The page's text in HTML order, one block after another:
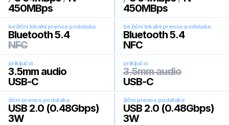
450MBps
450MBps
bežični lokalni prenos podataka
Bluetooth 5.4
NFC
bežični lokalni prenos podataka
Bluetooth 5.4
NFC
priključci
3.5mm audio
USB-C
priključci
3.5mm audio
USB-C
žični prenos podataka
USB 2.0 (0.48Gbps)
3W
žični prenos podataka
USB 2.0 (0.48Gbps)
3W